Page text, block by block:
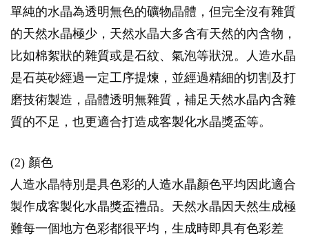
單純的水晶為透明無色的礦物晶體，但完全沒有雜質
的天然水晶極少，天然水晶大多含有天然的內含物，
比如棉絮狀的雜質或是石紋、氣泡等狀況。人造水晶
是石英砂經過一定工序提煉，並經過精細的切割及打
磨技術製造，晶體透明無雜質，補足天然水晶內含雜
質的不足，也更適合打造成客製化水晶獎盃等。
(2) 顏色
人造水晶特別是具色彩的人造水晶顏色平均因此適合
製作成客製化水晶獎盃禮品。天然水晶因天然生成極
難每一個地方色彩都很平均，生成時即具有色彩差